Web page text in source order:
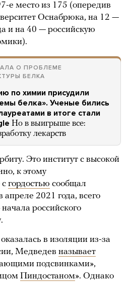
е место из 175 (опередив
Оснабрюка, на 12 —
и на 40 — российскую
О ПРОБЛЕМЕ
БЕЛКА
по химии присудили
белка». Ученые бились
в итоге стали
Но в выигрыше все:
лекарств
Это институт с высокой
к этому
гордостью сообщал
2021 года, всего
российского
в изоляции из-за
Медведев называет
подсвинками»,
Пиндостаном». Однако